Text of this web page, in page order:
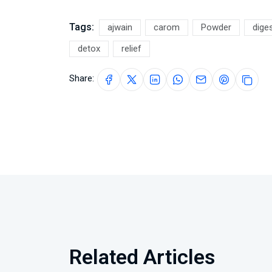
Tags: ajwain carom Powder
detox
relief
Share:
Related Articles